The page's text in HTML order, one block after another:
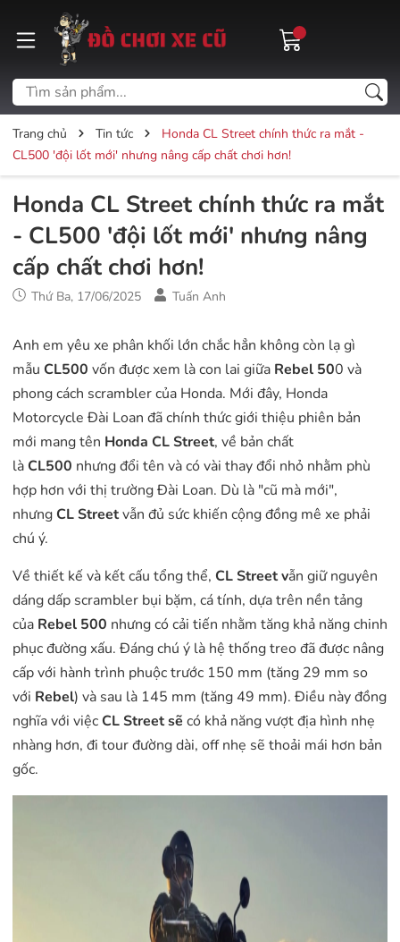
Trang chủ Tin tức
Honda CL Street chính thức ra mắt -
CL500 'đội lốt mới' nhưng nâng cấp chất chơi hơn!
Honda CL Street chính thức ra mắt
- CL500 'đội lốt mới' nhưng nâng
cấp chất chơi hơn!
Thứ Ba, 17/06/2025 Tuấn Anh
Anh em yêu xe phân khối lớn chắc hẳn không còn lạ gì
mẫu CL500 vốn được xem là con lai giữa Rebel 500 và
phong cách scrambler của Honda. Mới đây, Honda
Motorcycle Đài Loan đã chính thức giới thiệu phiên bản
mới mang tên Honda CL Street, về bản chất
làCL500 nhưng đổi tên và có vài thay đổi nhỏ nhằm phù
hợp hơn với thị trường Đài Loan. Dù là "cũ mà mới",
nhưngCL Streetvẫn đủ sức khiến cộng đồng mê xe phải
chú ý.
Về thiết kế và kết cấu tổng thể, CL Street vẫn giữ nguyên
dáng dấp scrambler bụi bặm, cá tính, dựa trên nền tảng
của Rebel 500 nhưng có cải tiến nhằm tăng khả năng chinh
phục đường xấu. Đáng chú ý là hệ thống treo đã được nâng
cấp với hành trình phuộc trước 150 mm (tăng 29 mm so
với Rebel) và sau là 145 mm (tăng 49 mm). Điều này đồng
nghĩa với việcCL Street sẽ có khả năng vượt địa hình nhẹ
nhàng hơn, đi tour đường dài, off nhẹ sẽ thoải mái hơn bản
gốc.